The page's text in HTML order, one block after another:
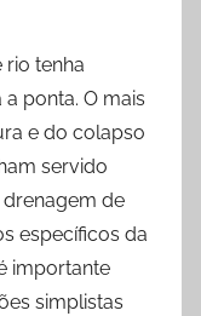
rio tenha
ponta. O mais
e do colapso
servido
de
específicos da
importante
simplistas